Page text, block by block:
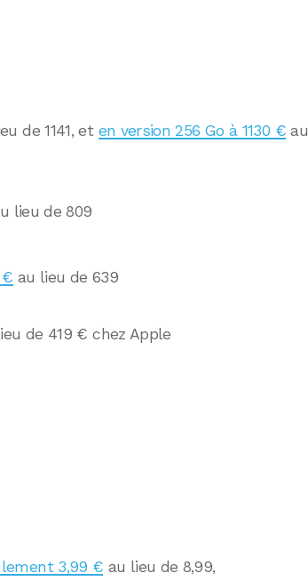
de 1141, et en version 256 Go à 1130 €au
lieu de 809
€ au lieu de 639
de 419 € chez Apple
3,99 € au lieu de 8,99,